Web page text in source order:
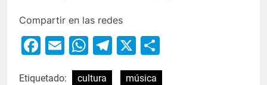
Compartir en las redes
Facebook
EmailWhatsApp
Telegram
X
Etiquetado: cultura música